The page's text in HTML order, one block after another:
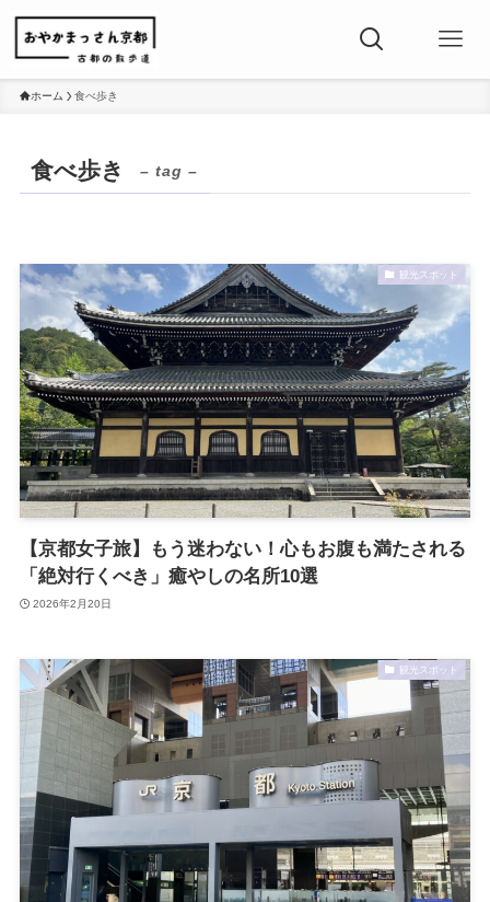
ホーム 食べ歩き
食べ歩き – tag –
観光スポット
【京都女子旅】もう迷わない！心もお腹も満たされる
「絶対行くべき」癒やしの名所10選
2026年2月20日
観光スポット